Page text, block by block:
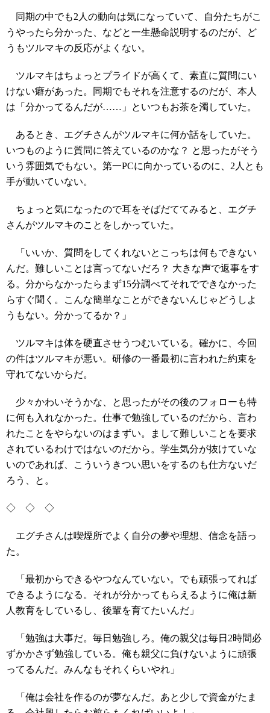
同期の中でも2人の動向は気になっていて、自分たちがこ
うやったら分かった、などと一生懸命説明するのだが、ど
うもツルマキの反応がよくない。
ツルマキはちょっとプライドが高くて、素直に質問にい
けない癖があった。同期でもそれを注意するのだが、本人
は「分かってるんだが……」といつもお茶を濁していた。
あるとき、エグチさんがツルマキに何か話をしていた。
いつものように質問に答えているのかな？ と思ったがそう
いう雰囲気でもない。第一PCに向かっているのに、2人とも
手が動いていない。
ちょっと気になったので耳をそばだててみると、エグチ
さんがツルマキのことをしかっていた。
「いいか、質問をしてくれないとこっちは何もできない
んだ。難しいことは言ってないだろ？ 大きな声で返事をす
る。分からなかったらまず15分調べてそれでできなかった
らすぐ聞く。こんな簡単なことができないんじゃどうしよ
うもない。分かってるか？」
ツルマキは体を硬直させうつむいている。確かに、今回
の件はツルマキが悪い。研修の一番最初に言われた約束を
守れてないからだ。
少々かわいそうかな、と思ったがその後のフォローも特
に何も入れなかった。仕事で勉強しているのだから、言わ
れたことをやらないのはまずい。まして難しいことを要求
されているわけではないのだから。学生気分が抜けていな
いのであれば、こういうきつい思いをするのも仕方ないだ
ろう、と。
◇ ◇ ◇
エグチさんは喫煙所でよく自分の夢や理想、信念を語っ
た。
「最初からできるやつなんていない。でも頑張ってれば
できるようになる。それが分かってもらえるように俺は新
人教育をしているし、後輩を育てたいんだ」
「勉強は大事だ。毎日勉強しろ。俺の親父は毎日2時間必
ずかかさず勉強している。俺も親父に負けないように頑張
ってるんだ。みんなもそれくらいやれ」
「俺は会社を作るのが夢なんだ。あと少しで資金がたま